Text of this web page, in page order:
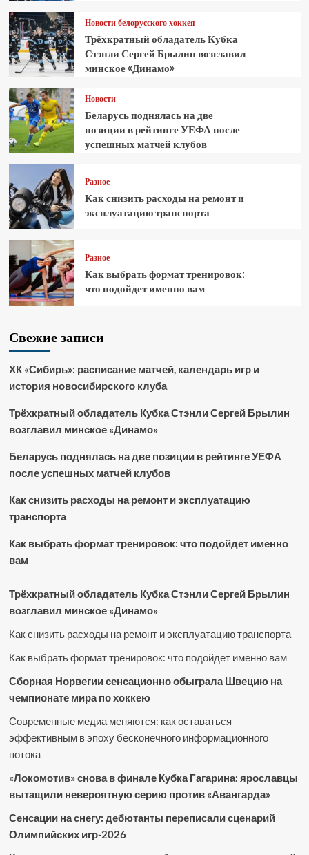
Новости белорусского хоккея
Трёхкратный обладатель Кубка
Стэнли Сергей Брылин возглавил
минское «Динамо»
Новости
Беларусь поднялась на две
позиции в рейтинге УЕФА после
успешных матчей клубов
Разное
Как снизить расходы на ремонт и
эксплуатацию транспорта
Разное
Как выбрать формат тренировок:
что подойдет именно вам
Свежие записи
ХК «Сибирь»: расписание матчей, календарь игр и
история новосибирского клуба
Трёхкратный обладатель Кубка Стэнли Сергей Брылин
возглавил минское «Динамо»
Беларусь поднялась на две позиции в рейтинге УЕФА
после успешных матчей клубов
Как снизить расходы на ремонт и эксплуатацию
транспорта
Как выбрать формат тренировок: что подойдет именно
вам
Трёхкратный обладатель Кубка Стэнли Сергей Брылин
возглавил минское «Динамо»
Как снизить расходы на ремонт и эксплуатацию транспорта
Как выбрать формат тренировок: что подойдет именно вам
Сборная Норвегии сенсационно обыграла Швецию на
чемпионате мира по хоккею
Современные медиа меняются: как оставаться
эффективным в эпоху бесконечного информационного
потока
«Локомотив» снова в финале Кубка Гагарина: ярославцы
вытащили невероятную серию против «Авангарда»
Сенсации на снегу: дебютанты переписали сценарий
Олимпийских игр-2026